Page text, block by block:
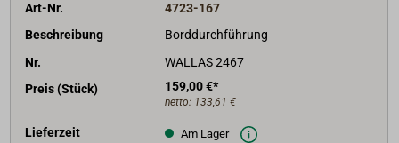
Art-Nr.
4723-167
Beschreibung
Borddurchführung
Nr.
WALLAS 2467
Preis (Stück)
159,00 €*
netto: 133,61 €
Lieferzeit Am Lager